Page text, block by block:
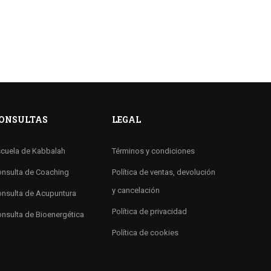
de Kabbalah
de Coaching
de Acupuntura
de Bioenergética
LEGAL
Términos y condiciones
Política de ventas, devolución
y cancelación
Política de privacidad
Política de cookies